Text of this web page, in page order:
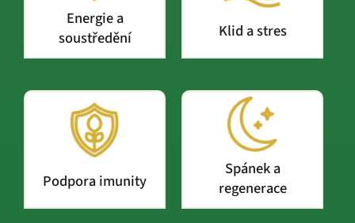
Energie a
soustředění
Klid a stres
Podpora imunity
Spánek a
regenerace